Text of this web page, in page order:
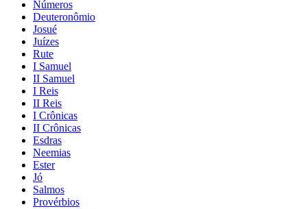
Números
Deuteronômio
Josué
Juízes
Rute
I Samuel
II Samuel
I Reis
II Reis
I Crônicas
II Crônicas
Esdras
Neemias
Ester
Jó
Salmos
Provérbios